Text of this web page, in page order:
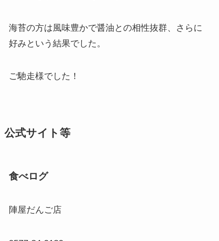
海苔の方は風味豊かで醤油との相性抜群、さらに
好みという結果でした。
ご馳走様でした！
公式サイト等
食べログ
陣屋だんご店